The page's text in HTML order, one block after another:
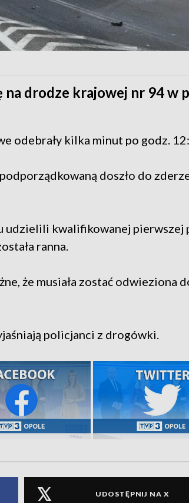
na drodze krajowej nr 94 w
odebrały kilka minut po godz.
doszło do
udzielili kwalifikowanej pierwszej
ranna.
że musiała zostać odwieziona
policjanci z drogówki.
UDOSTĘPNIJ NA X